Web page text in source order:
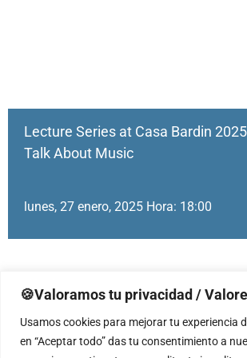
🍪Valoramos tu privacidad /
Usamos cookies para mejorar tu
en “Aceptar todo” das tu consentimiento a
Lecture Series at Casa Bardin
Talk About Music
lunes, 27 enero, 2025 Hora: 18:00
Concierto de piano por alumnos del